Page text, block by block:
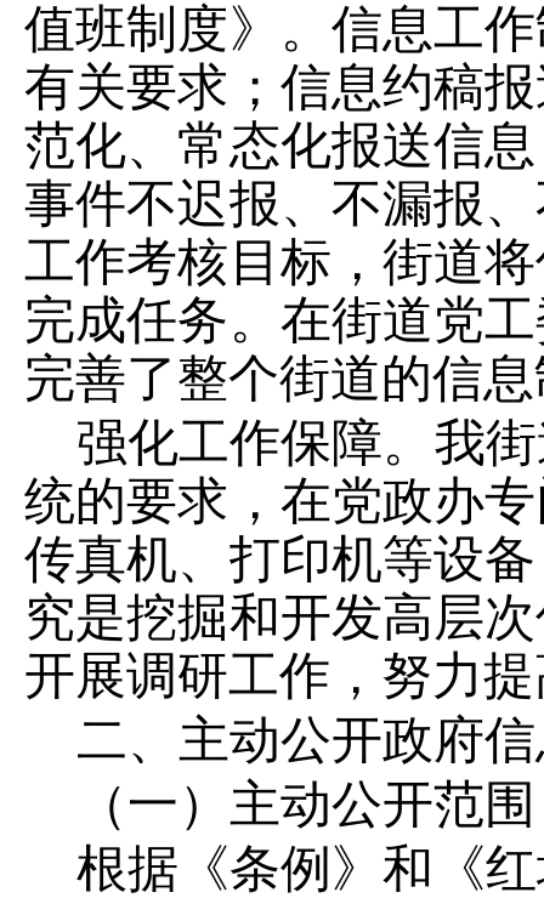
值班制度》。信息工
有关要求；信息约稿
范化、常态化报送信
事件不迟报、不漏报
工作考核目标，街道
完成任务。在街道党
完善了整个街道的信
强化工作保障。我
统的要求，在党政办
传真机、打印机等设
究是挖掘和开发高层
开展调研工作，努力
二、主动公开政府
（一）主动公开范围
根据《条例》和《